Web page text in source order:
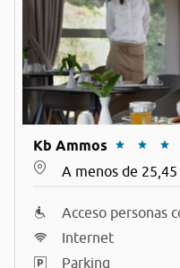
Kb Ammos
A menos de 25,45
Acceso personas
Internet
Parking